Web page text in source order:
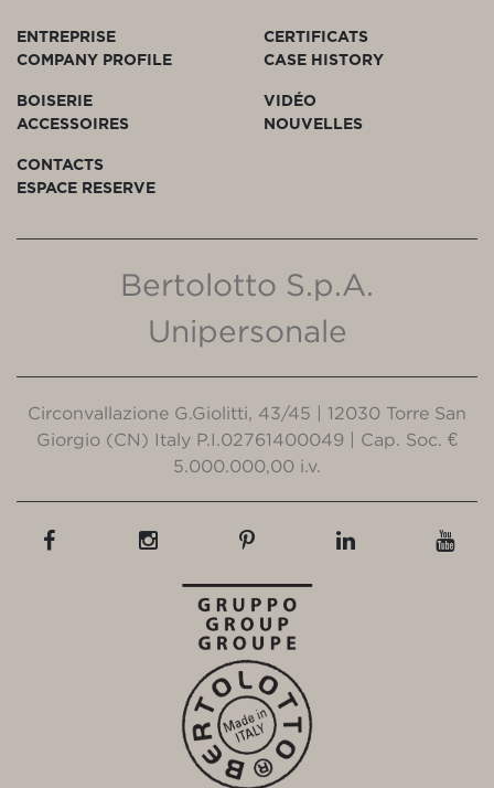
ENTREPRISE
COMPANY PROFILE
CERTIFICATS
CASE HISTORY
BOISERIE
ACCESSOIRES
VIDÉO
NOUVELLES
CONTACTS
ESPACE RESERVE
Bertolotto S.p.A.
Unipersonale
Circonvallazione G.Giolitti, 43/45 | 12030 Torre San
Giorgio (CN) Italy P.I.02761400049 | Cap. Soc. €
5.000.000,00 i.v.